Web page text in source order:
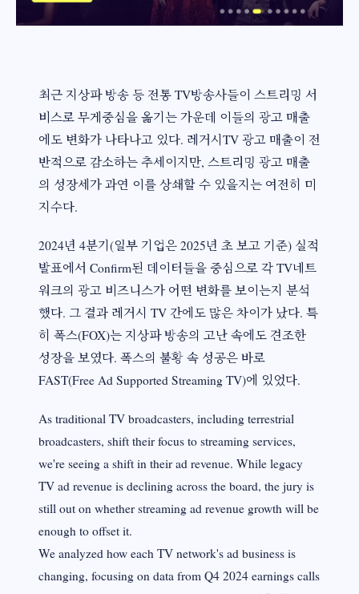
최근 지상파 방송 등 전통 TV방송사들이 스트리밍 서
비스로 무게중심을 옮기는 가운데 이들의 광고 매출
에도 변화가 나타나고 있다. 레거시TV 광고 매출이 전
반적으로 감소하는 추세이지만, 스트리밍 광고 매출
의 성장세가 과연 이를 상쇄할 수 있을지는 여전히 미
지수다.
2024년 4분기(일부 기업은 2025년 초 보고 기준) 실적
발표에서 Confirm된 데이터들을 중심으로 각 TV네트
워크의 광고 비즈니스가 어떤 변화를 보이는지 분석
했다. 그 결과 레거시 TV 간에도 많은 차이가 났다. 특
히 폭스(FOX)는 지상파 방송의 고난 속에도 견조한
성장을 보였다. 폭스의 불황 속 성공은 바로
FAST(Free Ad Supported Streaming TV)에 있었다.
As traditional TV broadcasters, including terrestrial
broadcasters, shift their focus to streaming services,
we're seeing a shift in their ad revenue. While legacy
TV ad revenue is declining across the board, the jury is
still out on whether streaming ad revenue growth will be
enough to offset it.
We analyzed how each TV network's ad business is
changing, focusing on data from Q4 2024 earnings calls